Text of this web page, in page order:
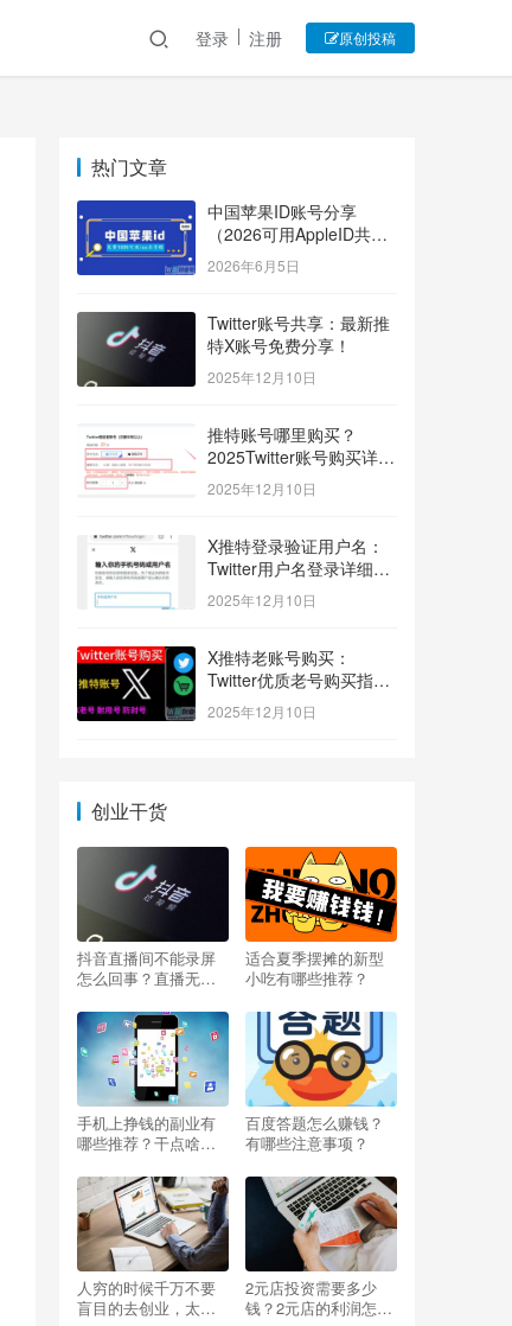
登录 注册 原创投稿
热门文章
中国苹果ID账号分享
（2026可用AppleID共享
账号）
2026年6月5日
Twitter账号共享：最新推
特X账号免费分享！
2025年12月10日
推特账号哪里购买？
2025Twitter账号购买详细
指南！
2025年12月10日
X推特登录验证用户名：
Twitter用户名登录详细指
南！
2025年12月10日
X推特老账号购买：
Twitter优质老号购买指
南！
2025年12月10日
创业干货
抖音直播间不能录屏
怎么回事？直播无法
适合夏季摆摊的新型
小吃有哪些推荐？
手机上挣钱的副业有
哪些推荐？干点啥能
百度答题怎么赚钱？
有哪些注意事项？
人穷的时候千万不要
盲目的去创业，太扎
2元店投资需要多少
钱？2元店的利润怎么